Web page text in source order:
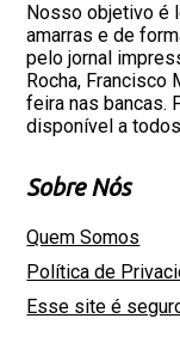
Nosso objetivo é
amarras e de
pelo jornal
Rocha, Francisco
feira nas bancas.
disponível a
Sobre Nós
Quem Somos
Política de
Esse site é